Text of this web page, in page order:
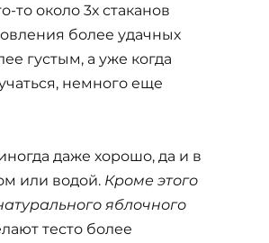
то около 3х стаканов
более удачных
густым, а уже когда
немного еще
даже хорошо, да и в
или водой. Кроме этого
яблочного
тесто более